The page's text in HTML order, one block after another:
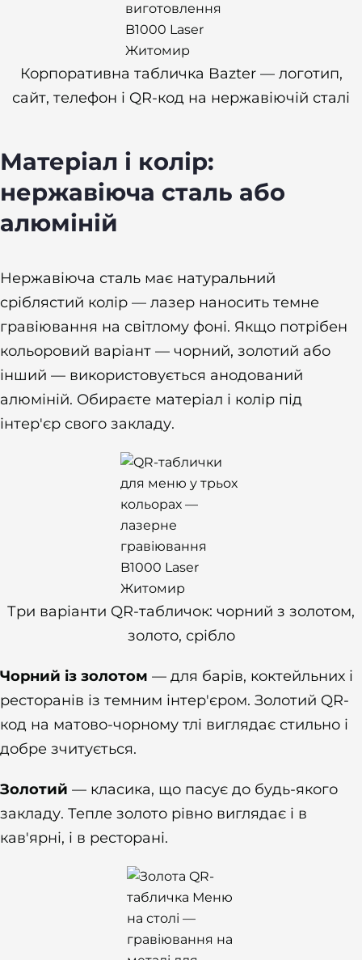
Корпоративна табличка Bazter — логотип,
сайт, телефон і QR-код на нержавіючій сталі
Матеріал і колір:
нержавіюча сталь або
алюміній
Нержавіюча сталь має натуральний
сріблястий колір — лазер наносить темне
гравіювання на світлому фоні. Якщо потрібен
кольоровий варіант — чорний, золотий або
інший — використовується анодований
алюміній. Обираєте матеріал і колір під
інтер'єр свого закладу.
Три варіанти QR-табличок: чорний з золотом,
золото, срібло
Чорний із золотом — для барів, коктейльних і
ресторанів із темним інтер'єром. Золотий QR-
код на матово-чорному тлі виглядає стильно і
добре зчитується.
Золотий — класика, що пасує до будь-якого
закладу. Тепле золото рівно виглядає і в
кав'ярні, і в ресторані.